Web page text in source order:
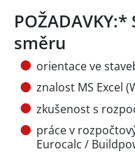
směru
orientace ve
znalost MS Excel
zkušenost s
práce v
Eurocalc /